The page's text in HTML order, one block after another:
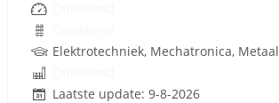
Laatste update: 9-8-2026